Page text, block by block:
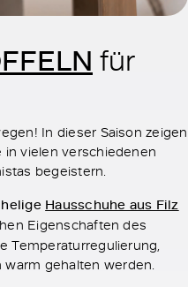
für
In dieser Saison zeigen
vielen verschiedenen
begeistern.
Hausschuhe aus Filz
Eigenschaften des
Temperaturregulierung,
gehalten werden.